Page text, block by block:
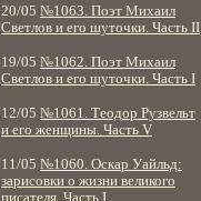
20/05 №1063. Поэт Михаил
Светлов и его шуточки. Часть II
19/05 №1062. Поэт Михаил
Светлов и его шуточки. Часть I
12/05 №1061. Теодор Рузвельт
и его женщины. Часть V
11/05 №1060. Оскар Уайльд:
зарисовки о жизни великого
писателя. Часть I